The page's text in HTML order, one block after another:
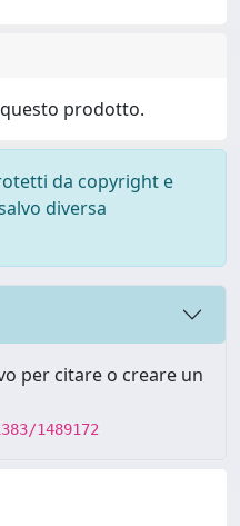
prodotto.
da copyright e
diversa
per citare o creare un
1489172